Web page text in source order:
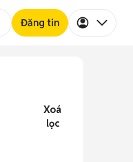
Đăng tin
Xoá
lọc